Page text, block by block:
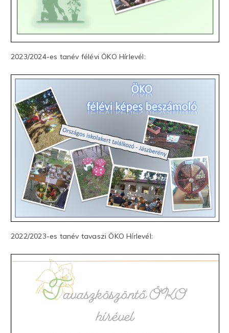
2023/2024-es tanév félévi ÖKO Hírlevél:
2022/2023-es tanév tavaszi ÖKO Hírlevél: